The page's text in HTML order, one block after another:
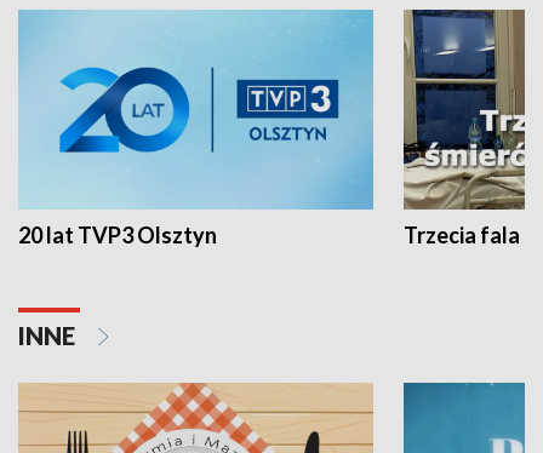
20 lat TVP3 Olsztyn Trzecia fala -
INNE